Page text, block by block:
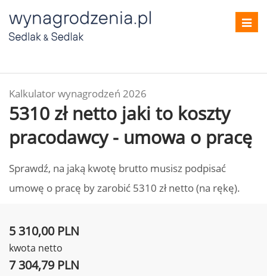
Kalkulator wynagrodzeń 2026
5310 zł netto jaki to koszty
pracodawcy - umowa o pracę
Sprawdź, na jaką kwotę brutto musisz podpisać
umowę o pracę by zarobić 5310 zł netto (na rękę).
5 310,00 PLN
kwota netto
7 304,79 PLN